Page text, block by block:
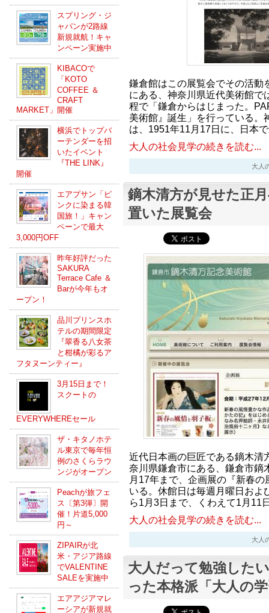
スプリング・ジ
ャパンが2路線
新規就航！キャ
ンペーン実施中
KIBACOで
「KOTO
COFFEE ＆
CRAFT
MARKET」開催
横浜でトップバ
ーテンダーを招
いたイベント
『THE LINK』
開催
エアプサン「ピ
ンクに染まる韓
国旅！」キャン
ペーンで最大
3,000円OFF
昨年好評だった
SAKURA
Terrace Cafe ＆
Barが今年もオ
ープン！
品川プリンスホ
テルの期間限定
『翠香る八女茶
と柑橘が彩るア
フタヌーンティー』
3月15日まで！
スクートの
EVERYWHEREセール
ザ・キタノホテ
ル東京で毎年恒
例のさくらラウ
ンジがオープン
Peachが旅フェ
ス〔第3弾〕開
催！片道5,000
円～
ZIPAIRが北
米・アジア路線
でVALENTINE
SALEを実施中
エアアジアマレ
ーシアが新規就
鎌倉館はこの展覧会でその活動
にある、神奈川県近代美術館で
程で「鎌倉からはじまった。
美術館』誕生」を行っている。
は、1951年11月17日に、日本
大人の社会見学の続きを読む...
大人
鏑木清方が見せた正
置いた展覧会
近代日本画の巨匠である鏑木清
奈川県鎌倉市にある、鎌倉市鏑
月17年まで、企画展の『新春
いる。休館日は毎週月曜日およ
ら1月3日まで、くわえて1月11
大人の社会見学の続きを読む...
大人
大人だって勉強した
った本格派「大人の